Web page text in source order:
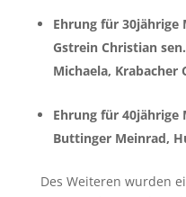
Ehrung für 30jährige
Gstrein Christian
Michaela, Krabacher
Ehrung für 40jährige
Buttinger Meinrad,
Des Weiteren wurden